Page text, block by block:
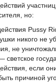
но:
Pussy
никого не
не
если
причиной